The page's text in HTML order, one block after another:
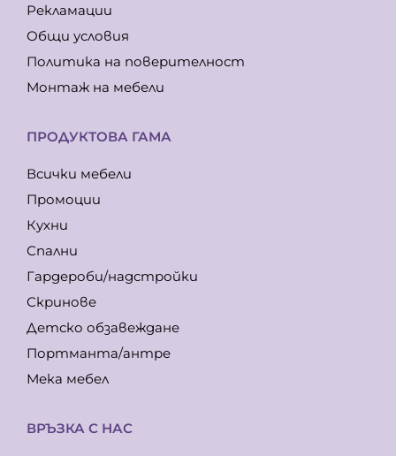
Рекламации
Общи условия
Политика на поверителност
Монтаж на мебели
ПРОДУКТОВА ГАМА
Всички мебели
Промоции
Кухни
Спални
Гардероби/надстройки
Скринове
Детско обзавеждане
Портманта/антре
Мека мебел
ВРЪЗКА С НАС